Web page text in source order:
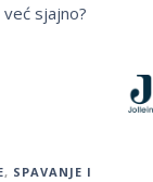
sjajno?
, SPAVANJE I